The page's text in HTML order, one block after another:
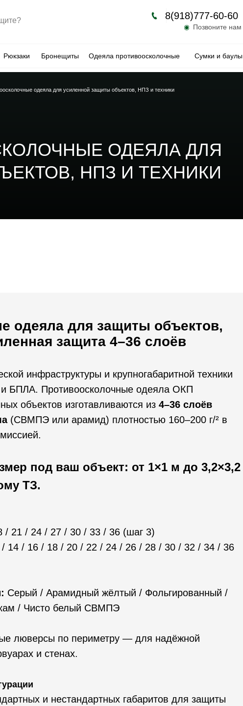
8(918)777-60-60
Позвоните нам
◉
Рюкзаки Сумки и баулы
Бронещиты Одеяла противоосколочные
ОДЕЯЛА ДЛЯ
НПЗ И ТЕХНИКИ
одеяла для усиленной защиты объектов, НПЗ и техники
одеяла для защиты объектов,
защита 4–36 слоёв
инфраструктуры и крупногабаритной техники
и БПЛА. Противоосколочные одеяла ОКП
объектов изготавливаются из 4–36 слоёв
(СВМПЭ или арамид) плотностью 160–200 г/² в
под ваш объект: от 1×1 м до 3,2×3,2
ТЗ.
/ 21 / 24 / 27 / 30 / 33 / 36 (шаг 3)
14 / 16 / 18 / 20 / 22 / 24 / 26 / 28 / 30 / 32 / 34 / 36
Серый / Арамидный жёлтый / Фольгированный /
/ Чисто белый СВМПЭ
люверсы по периметру — для надёжной
и стенах.
и нестандартных габаритов для защиты